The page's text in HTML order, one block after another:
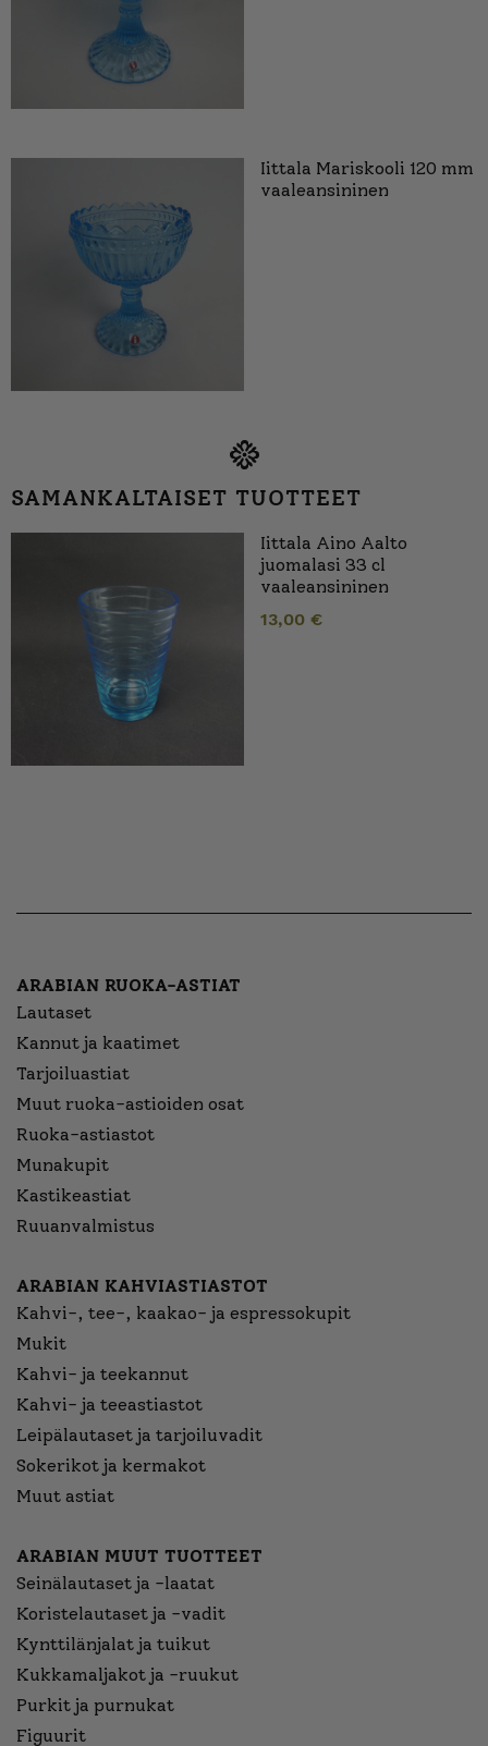
Iittala Mariskooli 120 mm
vaaleansininen
SAMANKALTAISET TUOTTEET
Iittala Aino Aalto
juomalasi 33 cl
vaaleansininen
13,00 €
ARABIAN RUOKA-ASTIAT
Lautaset
Kannut ja kaatimet
Tarjoiluastiat
Muut ruoka-astioiden osat
Ruoka-astiastot
Munakupit
Kastikeastiat
Ruuanvalmistus
ARABIAN KAHVIASTIASTOT
Kahvi-, tee-, kaakao- ja espressokupit
Mukit
Kahvi- ja teekannut
Kahvi- ja teeastiastot
Leipälautaset ja tarjoiluvadit
Sokerikot ja kermakot
Muut astiat
ARABIAN MUUT TUOTTEET
Seinälautaset ja -laatat
Koristelautaset ja -vadit
Kynttilänjalat ja tuikut
Kukkamaljakot ja -ruukut
Purkit ja purnukat
Figuurit